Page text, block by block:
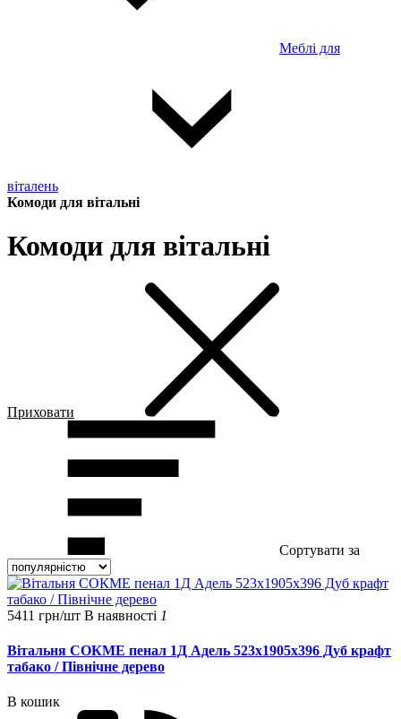
Меблі для
віталень
Комоди для вітальні
Комоди для вітальні
Приховати
Сортувати за
5411 грн/шт В наявності 1
Вітальня СОКМЕ пенал 1Д Адель 523х1905х396 Дуб крафт
табако / Північне дерево
В кошик